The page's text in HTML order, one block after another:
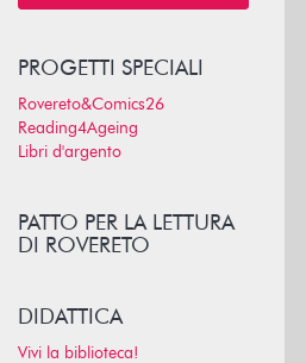
PROGETTI SPECIALI
Rovereto&Comics26
Reading4Ageing
Libri d'argento
PATTO PER LA LETTURA
DI ROVERETO
DIDATTICA
Vivi la biblioteca!